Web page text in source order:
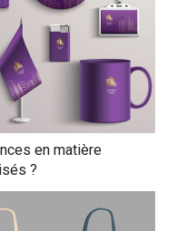
en matière
?